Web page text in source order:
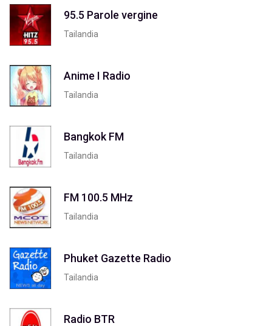
95.5 Parole vergine
Tailandia
Anime I Radio
Tailandia
Bangkok FM
Tailandia
FM 100.5 MHz
Tailandia
Phuket Gazette Radio
Tailandia
Radio BTR